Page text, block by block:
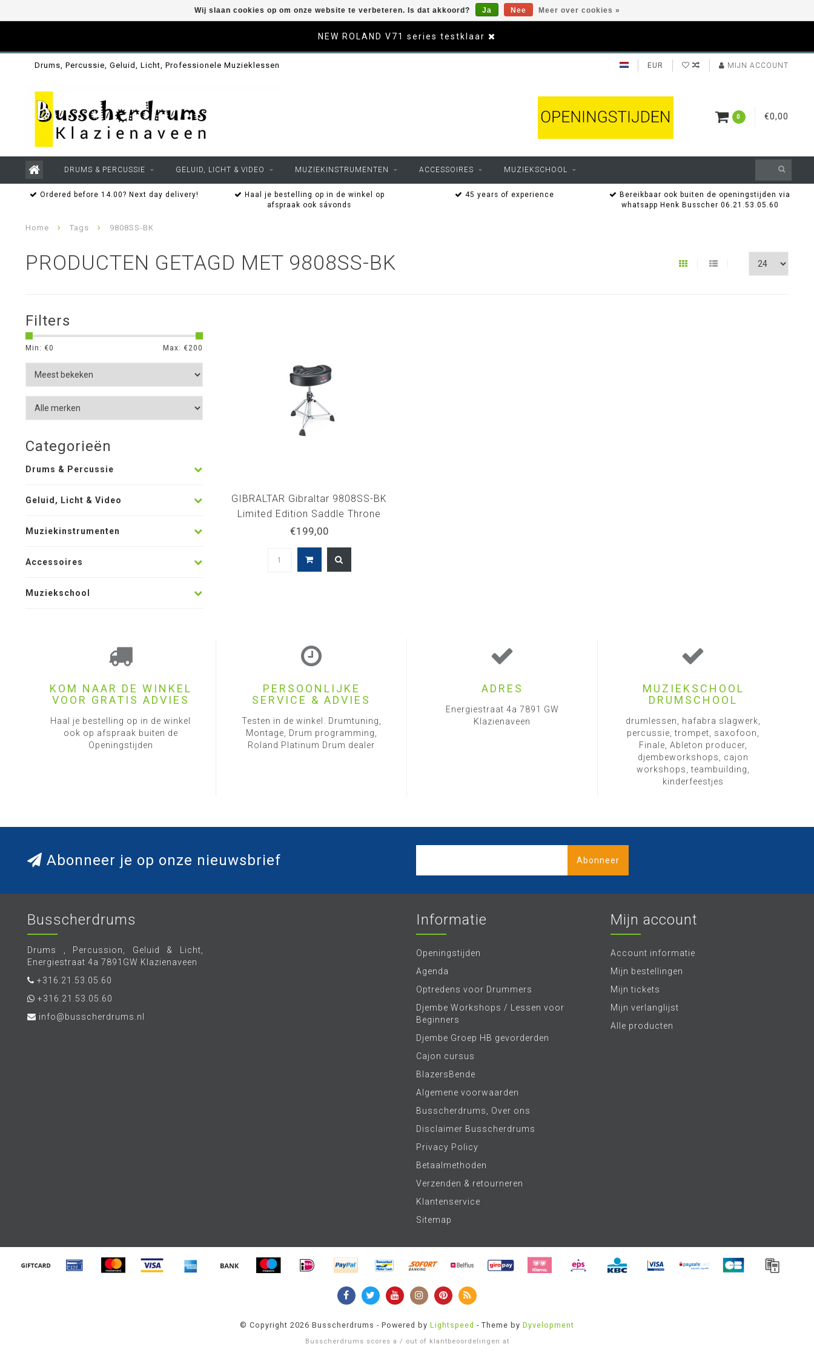
NEW ROLAND V71 series testklaar
Drums, Percussie, Geluid, Licht, Professionele Muzieklessen EUR MIJN ACCOUNT
0 €0,00
DRUMS & PERCUSSIE GELUID, LICHT & VIDEO MUZIEKINSTRUMENTEN ACCESSOIRES MUZIEKSCHOOL
Ordered before 14.00? Next day delivery!
Haal je bestelling op in de winkel op
afspraak ook sávonds
45 years of experience
Bereikbaar ook buiten de openingstijden via
whatsapp Henk Busscher 06.21.53.05.60
Home Tags 9808SS-BK
PRODUCTEN GETAGD MET 9808SS-BK
Filters
Min: €0 Max: €200
Categorieën
Drums & Percussie
Geluid, Licht & Video
Muziekinstrumenten
Accessoires
Muziekschool
GIBRALTAR Gibraltar 9808SS-BK
Limited Edition Saddle Throne
€199,00
Wij slaan cookies op om onze website te verbeteren. Is dat akkoord? Ja Nee Meer over cookies »
KOM NAAR DE WINKEL
VOOR GRATIS ADVIES
Haal je bestelling op in de winkel
ook op afspraak buiten de
Openingstijden
PERSOONLIJKE
SERVICE & ADVIES
Testen in de winkel. Drumtuning,
Montage, Drum programming,
Roland Platinum Drum dealer
ADRES
Energiestraat 4a 7891 GW
Klazienaveen
MUZIEKSCHOOL
DRUMSCHOOL
drumlessen, hafabra slagwerk,
percussie, trompet, saxofoon,
Finale, Ableton producer,
djembeworkshops, cajon
workshops, teambuilding,
kinderfeestjes
Abonneer je op onze nieuwsbrief Abonneer
Busscherdrums
Drums , Percussion, Geluid & Licht,
Energiestraat 4a 7891GW Klazienaveen
+316.21.53.05.60
+316.21.53.05.60
info@busscherdrums.nl
Informatie
Openingstijden
Agenda
Optredens voor Drummers
Djembe Workshops / Lessen voor
Beginners
Djembe Groep HB gevorderden
Cajon cursus
BlazersBende
Algemene voorwaarden
Busscherdrums, Over ons
Disclaimer Busscherdrums
Privacy Policy
Betaalmethoden
Verzenden & retourneren
Klantenservice
Sitemap
Mijn account
Account informatie
Mijn bestellingen
Mijn tickets
Mijn verlanglijst
Alle producten
© Copyright 2026 Busscherdrums - Powered by Lightspeed - Theme by Dyvelopment
Busscherdrums scores a / out of klantbeoordelingen at